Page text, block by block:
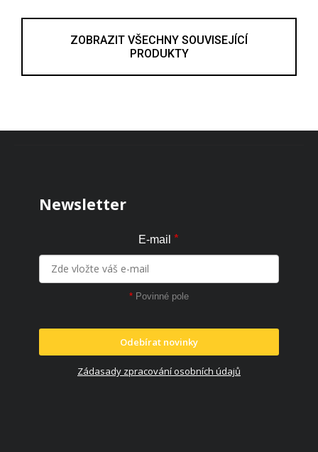
ZOBRAZIT VŠECHNY SOUVISEJÍCÍ
PRODUKTY
Newsletter
E-mail *
* Povinné pole
Odebírat novinky
Zádasady zpracování osobních údajů